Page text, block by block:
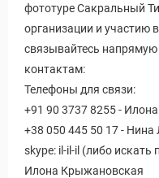
фототуре Сакральный
организации и участию
связывайтесь
контактам:
Телефоны для связи:
+91 90 3737 8255 -
+38 050 445 50 17 -
skype: il-il-il (либо искать
Илона Крыжановская